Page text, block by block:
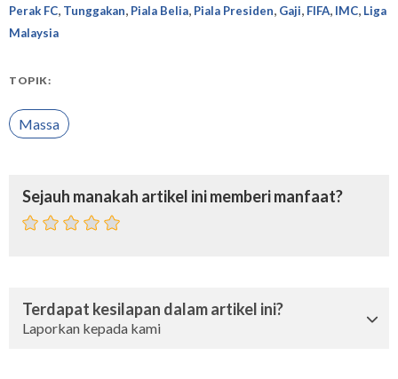
Perak FC, Tunggakan, Piala Belia, Piala Presiden, Gaji, FIFA, IMC, Liga
Malaysia
TOPIK:
Massa
Sejauh manakah artikel ini memberi manfaat?
Terdapat kesilapan dalam artikel ini?
Laporkan kepada kami